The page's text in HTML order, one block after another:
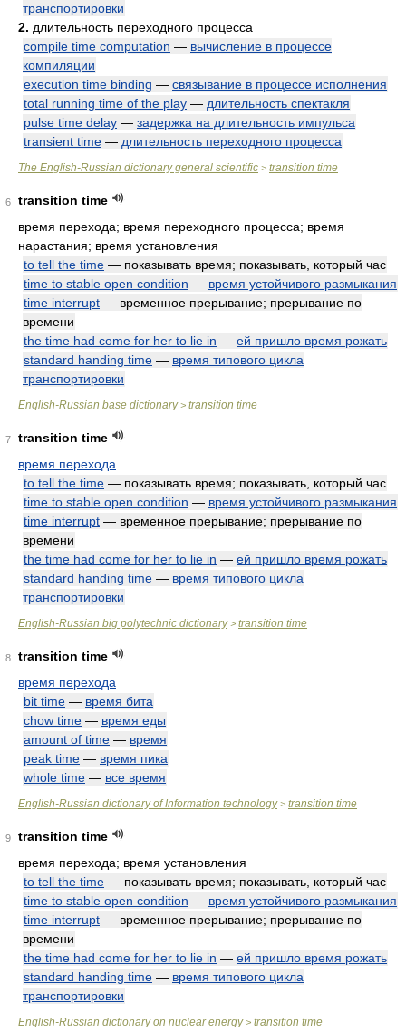
транспортировки
2. длительность переходного процесса
compile time computation — вычисление в процессе
компиляции
execution time binding — связывание в процессе исполнения
total running time of the play — длительность спектакля
pulse time delay — задержка на длительность импульса
transient time — длительность переходного процесса
The English-Russian dictionary general scientific > transition time
6
transition time
время перехода; время переходного процесса; время
нарастания; время установления
to tell the time — показывать время; показывать, который час
time to stable open condition — время устойчивого размыкания
time interrupt — временное прерывание; прерывание по
времени
the time had come for her to lie in — ей пришло время рожать
standard handing time — время типового цикла
транспортировки
English-Russian base dictionary> transition time
7
transition time
время перехода
to tell the time — показывать время; показывать, который час
time to stable open condition — время устойчивого размыкания
time interrupt — временное прерывание; прерывание по
времени
the time had come for her to lie in — ей пришло время рожать
standard handing time — время типового цикла
транспортировки
English-Russian big polytechnic dictionary> transition time
8
transition time
время перехода
bit time — время бита
chow time — время еды
amount of time — время
peak time — время пика
whole time — все время
English-Russian dictionary of Information technology> transition time
9
transition time
время перехода; время установления
to tell the time — показывать время; показывать, который час
time to stable open condition — время устойчивого размыкания
time interrupt — временное прерывание; прерывание по
времени
the time had come for her to lie in — ей пришло время рожать
standard handing time — время типового цикла
транспортировки
English-Russian dictionary on nuclear energy> transition time